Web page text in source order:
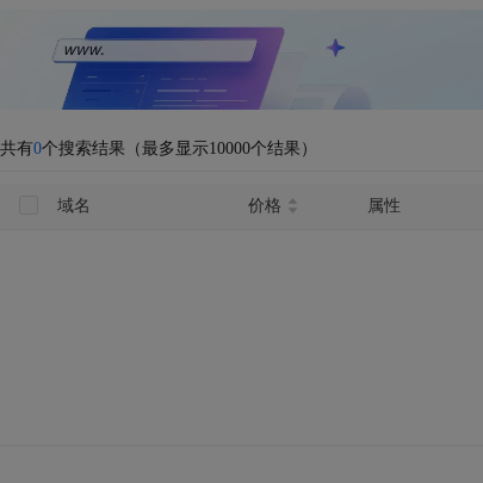
共有0个搜索结果（最多显示10000个结果）
域名 价格 属性